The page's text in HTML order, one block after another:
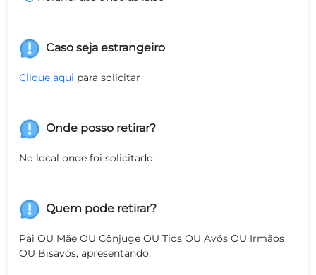
Caso seja estrangeiro
Clique aqui para solicitar
Onde posso retirar?
No local onde foi solicitado
Quem pode retirar?
Pai OU Mãe OU Cônjuge OU Tios OU Avós OU Irmãos
OU Bisavós, apresentando: